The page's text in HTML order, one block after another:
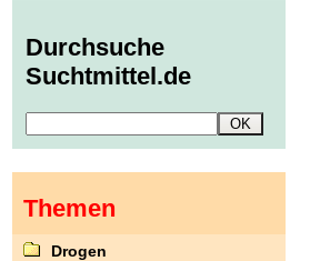
Durchsuche
Suchtmittel.de
Themen
Drogen